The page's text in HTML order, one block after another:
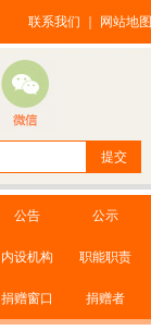
联系我们 网站地图
公告 公示
内设机构 职能职责
捐赠窗口 捐赠者